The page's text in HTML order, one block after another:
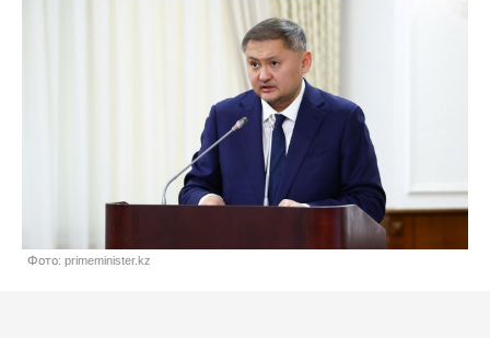
Фото: primeminister.kz